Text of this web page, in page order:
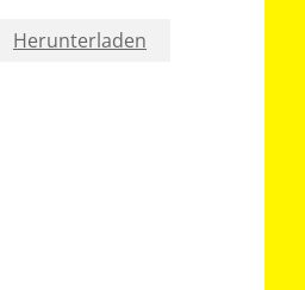
Herunterladen